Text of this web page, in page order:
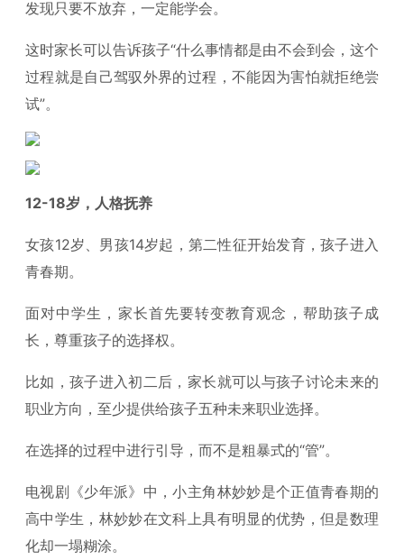
发现只要不放弃，一定能学会。
这时家长可以告诉孩子“什么事情都是由不会到会，这个
过程就是自己驾驭外界的过程，不能因为害怕就拒绝尝
试”。
12-18岁，人格抚养
女孩12岁、男孩14岁起，第二性征开始发育，孩子进入
青春期。
面对中学生，家长首先要转变教育观念，帮助孩子成
长，尊重孩子的选择权。
比如，孩子进入初二后，家长就可以与孩子讨论未来的
职业方向，至少提供给孩子五种未来职业选择。
在选择的过程中进行引导，而不是粗暴式的“管”。
电视剧《少年派》中，小主角林妙妙是个正值青春期的
高中学生，林妙妙在文科上具有明显的优势，但是数理
化却一塌糊涂。